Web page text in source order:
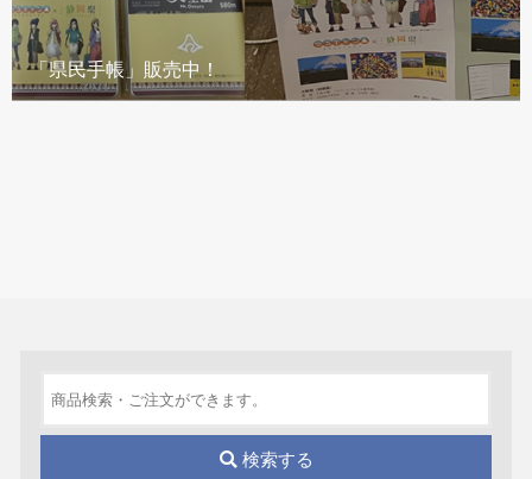
「県民手帳」販売中！
検索する